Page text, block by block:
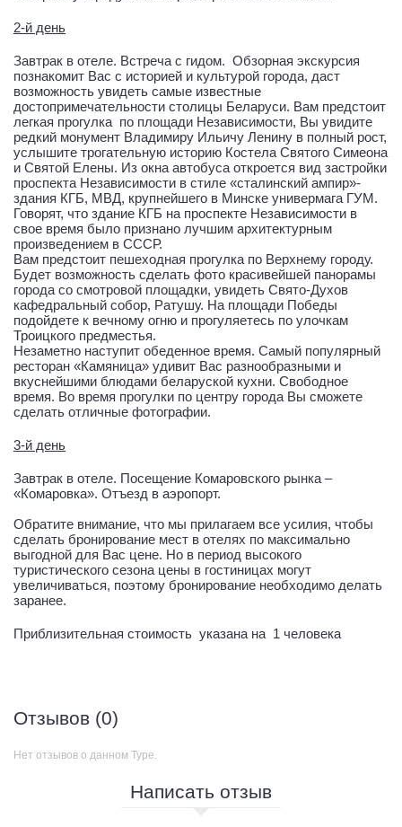
2-й день
Завтрак в отеле. Встреча с гидом. Обзорная экскурсия
познакомит Вас с историей и культурой города, даст
возможность увидеть самые известные
достопримечательности столицы Беларуси. Вам предстоит
легкая прогулка по площади Независимости, Вы увидите
редкий монумент Владимиру Ильичу Ленину в полный рост,
услышите трогательную историю Костела Святого Симеона
и Святой Елены. Из окна автобуса откроется вид застройки
проспекта Независимости в стиле «сталинский ампир»-
здания КГБ, МВД, крупнейшего в Минске универмага ГУМ.
Говорят, что здание КГБ на проспекте Независимости в
свое время было признано лучшим архитектурным
произведением в СССР.
Вам предстоит пешеходная прогулка по Верхнему городу.
Будет возможность сделать фото красивейшей панорамы
города со смотровой площадки, увидеть Свято-Духов
кафедральный собор, Ратушу. На площади Победы
подойдете к вечному огню и прогуляетесь по улочкам
Троицкого предместья.
Незаметно наступит обеденное время. Самый популярный
ресторан «Камяница» удивит Вас разнообразными и
вкуснейшими блюдами беларуской кухни. Свободное
время. Во время прогулки по центру города Вы сможете
сделать отличные фотографии.
3-й день
Завтрак в отеле. Посещение Комаровского рынка –
«Комаровка». Отъезд в аэропорт.
Обратите внимание, что мы прилагаем все усилия, чтобы
сделать бронирование мест в отелях по максимально
выгодной для Вас цене. Но в период высокого
туристического сезона цены в гостиницах могут
увеличиваться, поэтому бронирование необходимо делать
заранее.
Приблизительная стоимость указана на 1 человека
Отзывов (0)
Нет отзывов о данном Туре.
Написать отзыв